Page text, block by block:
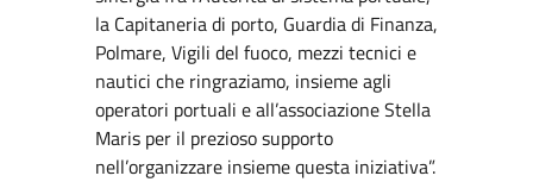
la Capitaneria di porto, Guardia di Finanza,
Polmare, Vigili del fuoco, mezzi tecnici e
nautici che ringraziamo, insieme agli
operatori portuali e all’associazione Stella
Maris per il prezioso supporto
nell’organizzare insieme questa iniziativa”.